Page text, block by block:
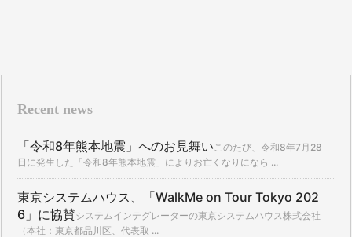
Recent news
「令和8年熊本地震」へのお見舞い このたび、令和8年7月28
日に発生した「令和8年熊本地震」によりお亡くなりになら ...
東京システムハウス、「WalkMe on Tour Tokyo 202
6」に協賛システムインテグレーターの東京システムハウス株式会社
（本社：東京都品川区、代表取 ...